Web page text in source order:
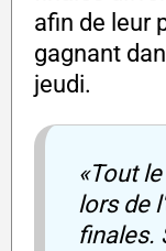
afin de leur
gagnant
jeudi.
«Tout
lors de
finales.